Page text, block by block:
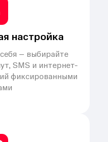
настройка
– выбирайте
SMS и интернет-
фиксированными